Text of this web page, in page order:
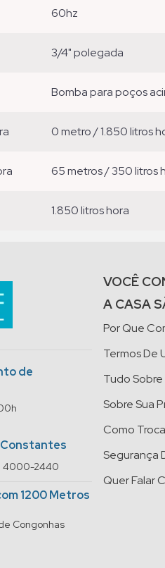
60hz
3/4" polegada
bomba para poços
0 metro / 1.850 litros
65 metros / 350 litros
1.850 litros hora
de
Constantes
4000-2440
1200 Metros
Congonhas
VOCÊ
A CASA
Por Que
Termos De
Tudo Sobre
Sobre Sua
Como
Segurança
Quer Falar